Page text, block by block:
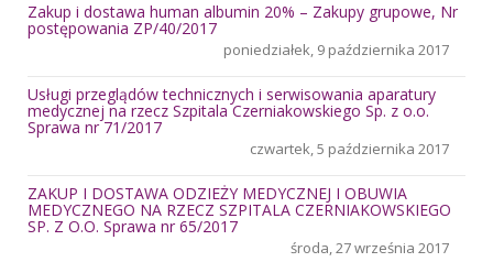
Zakup i dostawa human albumin 20% – Zakupy grupowe, Nr
postępowania ZP/40/2017
poniedziałek, 9 października 2017
Usługi przeglądów technicznych i serwisowania aparatury
medycznej na rzecz Szpitala Czerniakowskiego Sp. z o.o.
Sprawa nr 71/2017
czwartek, 5 października 2017
ZAKUP I DOSTAWA ODZIEŻY MEDYCZNEJ I OBUWIA
MEDYCZNEGO NA RZECZ SZPITALA CZERNIAKOWSKIEGO
SP. Z O.O. Sprawa nr 65/2017
środa, 27 września 2017